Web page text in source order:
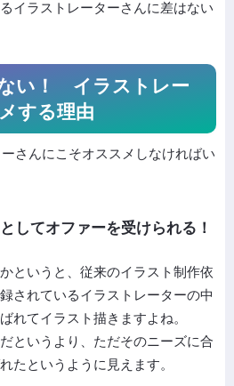
イラストレーターさんに差はない
い！ イラストレー
する理由
さんにこそオススメしなければい
してオファーを受けられる！
というと、従来のイラスト制作依
されているイラストレーターの中
れてイラスト描きますよね。
というより、ただそのニーズに合
たというように見えます。